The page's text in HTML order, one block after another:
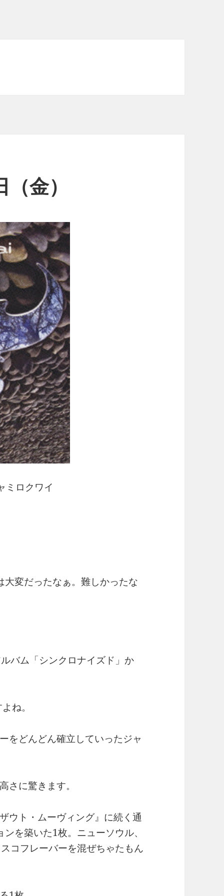
金）
クワイ
変だったなぁ。難しかったな
バム「シンクロナイズド」か
ね。
をどんどん確立していったジャ
さに驚きます。
ウト・ムーヴィング』に続く通
を築いた1枚。ニューソウル、
コフレーバーを混ぜちゃたもん